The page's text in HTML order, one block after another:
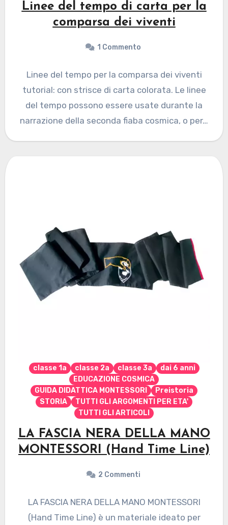
Linee del tempo di carta per la
comparsa dei viventi
1 Commento
Linee del tempo per la comparsa dei viventi
tutorial: con strisce di carta colorata. Le linee
del tempo possono essere usate durante la
narrazione della seconda fiaba cosmica, o per…
classe 1a classe 2a classe 3a
dai 6 anni
EDUCAZIONE COSMICA
GUIDA DIDATTICA MONTESSORI
Preistoria
STORIA
TUTTI GLI ARGOMENTI PER ETA'
TUTTI GLI ARTICOLI
LA FASCIA NERA DELLA MANO
MONTESSORI (Hand Time Line)
2 Commenti
LA FASCIA NERA DELLA MANO MONTESSORI
(Hand Time Line) è un materiale ideato per